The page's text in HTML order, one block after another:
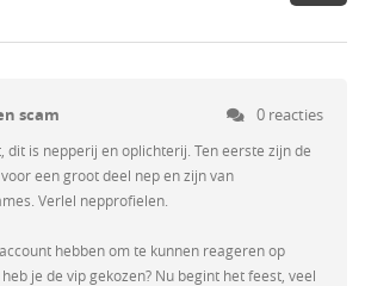
scam 0 reacties
dit is nepperij en oplichterij. Ten eerste zijn de
voor een groot deel nep en zijn van
Verlel nepprofielen.
account hebben om te kunnen reageren op
je de vip gekozen? Nu begint het feest, veel